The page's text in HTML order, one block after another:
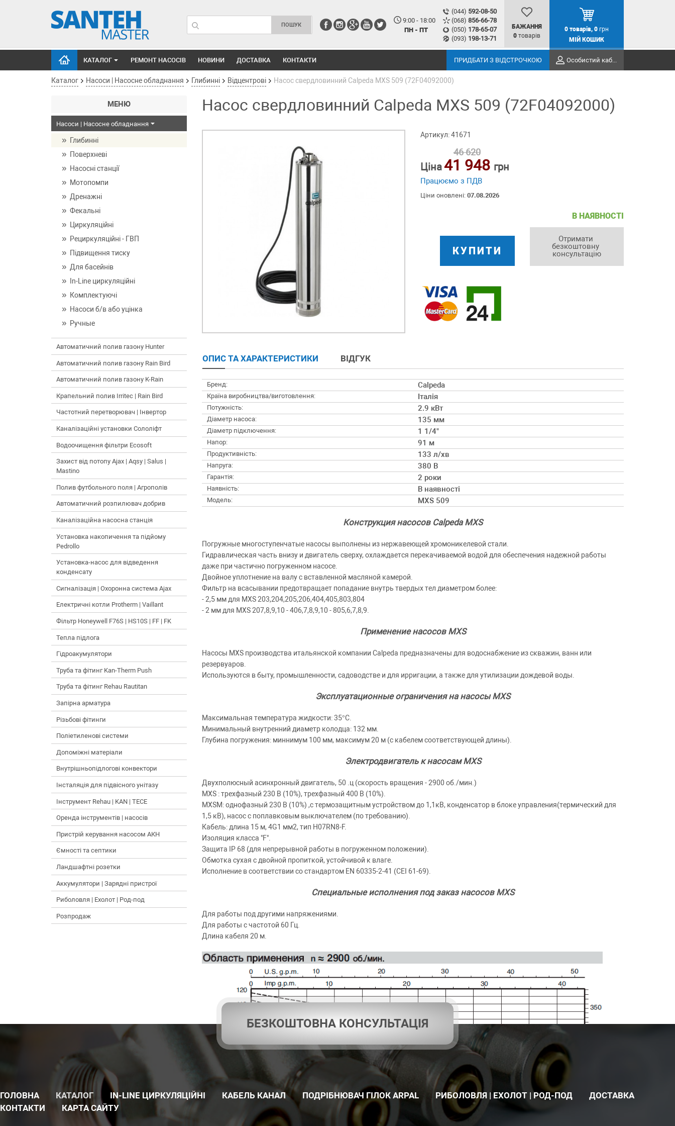
9:00 - 18:00
ПН - ПТ
(044) 592-08-50
(068) 856-66-78
(050) 178-65-07
(093) 198-13-71
БАЖАННЯ
0 товарів
0 товарів, 0 грн
МІЙ КОШИК
КАТАЛОГ РЕМОНТ НАСОСІВ НОВИНИ ДОСТАВКА КОНТАКТИ ПРИДБАТИ З ВІДСТРОЧКОЮ Особистий кабінет
Каталог Насоси | Насосне обладнання Глибинні Відцентрові Насос свердловинний Calpeda MXS 509 (72F04092000)
МЕНЮ
Насоси | Насосне обладнання
Глибинні
Поверхневі
Насосні станції
Мотопомпи
Дренажні
Фекальні
Циркуляційні
Рециркуляційні - ГВП
Підвищення тиску
Для басейнів
In-Line циркуляційні
Комплектуючі
Насоси б/в або уцінка
Ручные
Автоматичний полив газону Hunter
Автоматичний полив газону Rain Bird
Автоматичний полив газону K-Rain
Крапельний полив Irritec | Rain Bird
Частотний перетворювач | Інвертор
Каналізаційні установки Сололіфт
Водоочищення фільтри Ecosoft
Захист від потопу Ajax | Aqsy | Salus |
Mastino
Полив футбольного поля | Агрополів
Автоматичний розпилювач добрив
Каналізаційна насосна станція
Установка накопичення та підйому
Pedrollo
Установка-насос для відведення
конденсату
Сигналізація | Охоронна система Ajax
Електричні котли Protherm | Vaillant
Фільтр Honeywell F76S | HS10S | FF | FK
Тепла підлога
Гідроакумулятори
Труба та фітинг Kan-Therm Push
Труба та фітинг Rehau Rautitan
Запірна арматура
Різьбові фітинги
Поліетиленові системи
Допоміжні матеріали
Внутрішньопідлогові конвектори
Інсталяція для підвісного унітазу
Інструмент Rehau | KAN | TECE
Оренда інструментів | насосів
Пристрій керування насосом АКН
Ємності та септики
Ландшафтні розетки
Аккумулятори | Зарядні пристрої
Риболовля | Ехолот | Род-под
Розпродаж
Насос свердловинний Calpeda MXS 509 (72F04092000)
Артикул: 41671
Ціна
46 620
41 948 грн
Працюємо з ПДВ
Ціни оновлені: 07.08.2026
КУПИТИ
В НАЯВНОСТІ
Отримати
безкоштовну
консультацію
ОПИС ТА ХАРАКТЕРИСТИКИ ВІДГУК
Бренд: Calpeda
Країна виробництва/виготовлення: Італія
Потужність: 2.9 кВт
Діаметр насоса: 135 мм
Діаметр підключення: 1 1/4"
Напор: 91 м
Продуктивність: 133 л/хв
Напруга: 380 В
Гарантія: 2 роки
Наявність: В наявності
Модель: MXS 509
Конструкция насосов Calpeda MXS
Погружные многоступенчатые насосы выполнены из нержавеющей хромоникелевой стали.
Гидравлическая часть внизу и двигатель сверху, охлаждается перекачиваемой водой для обеспечения надежной работы
даже при частично погруженном насосе.
Двойное уплотнение на валу с вставленной масляной камерой.
Фильтр на всасывании предотвращает попадание внутрь твердых тел диаметром более:
- 2,5 мм для MXS 203,204,205,206,404,405,803,804
- 2 мм для MXS 207,8,9,10 - 406,7,8,9,10 - 805,6,7,8,9.
Применение насосов MXS
Насосы MXS производства итальянской компании Calpeda предназначены для водоснабжение из скважин, ванн или
резервуаров.
Используются в быту, промышленности, садоводстве и для ирригации, а также для утилизации дождевой воды.
Эксплуатационные ограничения на насосы MXS
Максимальная температура жидкости: 35°C.
Минимальный внутренний диаметр колодца: 132 мм.
Глубина погружения: миннимум 100 мм, максимум 20 м (с кабелем соответствующей длины).
Электродвигатель к насосам MXS
Двухполюсный асинхронный двигатель, 50 .ц (скорость вращения - 2900 об./мин.)
MXS : трехфазный 230 В (10%), трехфазный 400 В (10%).
MXSM: однофазный 230 В (10%) ,с термозащитным устройством до 1,1кВ, конденсатор в блоке управления(термический для
1,5 кВ), насос с поплавковым выключателем (по требованию).
Кабель: длина 15 м, 4G1 мм2, тип H07RN8-F.
Изоляция класса "F".
Защита IP 68 (для непрерывной работы в погруженном положении).
Обмотка сухая с двойной пропиткой, устойчивой к влаге.
Исполнение в соответствии со стандартом EN 60335-2-41 (CEI 61-69).
Специальные исполнения под заказ насосов MXS
Для работы под другими напряжениями.
Для работы с частотой 60 Гц.
Длина кабеля 20 м.
БЕЗКОШТОВНА КОНСУЛЬТАЦІЯ
ГОЛОВНА КАТАЛОГ IN-LINE ЦИРКУЛЯЦІЙНІ КАБЕЛЬ КАНАЛ ПОДРІБНЮВАЧ ГІЛОК ARPAL РИБОЛОВЛЯ | ЕХОЛОТ | РОД-ПОД
ДОСТАВКА
КОНТАКТИ
КАРТА САЙТУ